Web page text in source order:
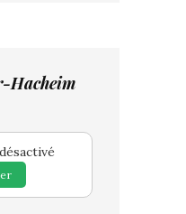
Hacheim